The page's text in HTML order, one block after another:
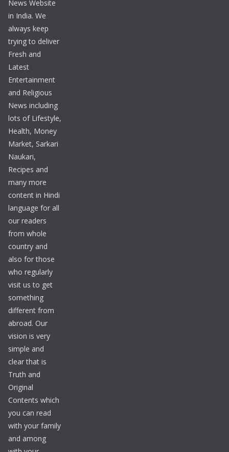
News Website
in India. We
always keep
trying to deliver
Fresh and
Latest
Entertainment
and Religious
News including
lots of Lifestyle,
Health, Money
Market, Sarkari
Naukari,
Recipes and
many more
content in Hindi
language for all
our readers
from whole
country and
also for those
who regularly
visit us to get
something
different from
abroad. Our
vision is very
simple and
clear that is
Truth and
Original
Contents which
you can read
with your family
and among